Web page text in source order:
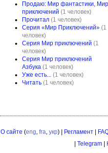
Продаю: Мир фантастики, Мир
приключений (1 человек)
Прочитал (1 человек)
Серия «Мир Приключений» (1
человек)
Серия Мир приключений (1
человек)
Серия Мир приключений
Азбука (1 человек)
Уже есть... (1 человек)
Читать (1 человек)
О сайте (eng, fra, укр) | Регламент|
Telegram